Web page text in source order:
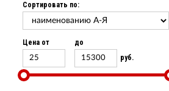
Сортировать по:
Цена от
до
руб.